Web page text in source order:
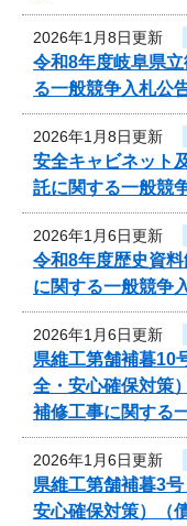
2026年1月8日更新
令和8年度岐阜県
る一般競争入札公
2026年1月8日更新
安全キャビネット
託に関する一般競
2026年1月6日更新
令和8年度歴史資
に関する一般競争
2026年1月6日更新
県維工第舗補暮10
全・安心確保対策
補修工事に関する
2026年1月6日更新
県維工第舗補暮3
安心確保対策）（